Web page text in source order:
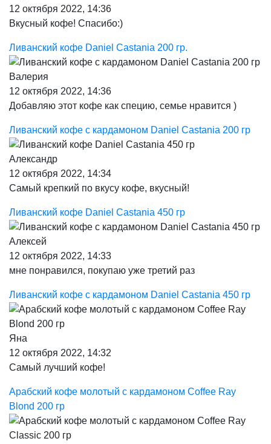
12 октября 2022, 14:36
Вкусный кофе! Спасибо:)
Ливанский кофе Daniel Castania 200 гр.
Валерия
12 октября 2022, 14:36
Добавляю этот кофе как специю, семье нравится )
Ливанский кофе с кардамоном Daniel Castania 200 гр
Александр
12 октября 2022, 14:34
Самый крепкий по вкусу кофе, вкусный!
Ливанский кофе Daniel Castania 450 гр
Алексей
12 октября 2022, 14:33
мне понравился, покупаю уже третий раз
Ливанский кофе с кардамоном Daniel Castania 450 гр
Яна
12 октября 2022, 14:32
Самый лучший кофе!
Арабский кофе молотый с кардамоном Coffee Ray
Blond 200 гр